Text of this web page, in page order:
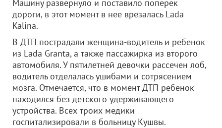
Машину развернуло и поставило поперек
дороги, в этот момент в нее врезалась Lada
Kalina.
В ДТП пострадали женщина-водитель и ребенок
из Lada Granta, а также пассажирка из второго
автомобиля. У пятилетней девочки рассечен лоб,
водитель отделалась ушибами и сотрясением
мозга. Отмечается, что в момент ДТП ребенок
находился без детского удерживающего
устройства. Всех троих медики
госпитализировали в больницу Кушвы.